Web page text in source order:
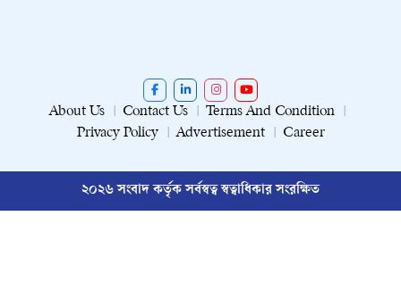
About Us Contact Us
Terms And Condition
Privacy Policy
Advertisement Career
২০২৬ সংবাদ কর্তৃক সর্বস্বত্ব স্বত্বাধিকার সংরক্ষিত